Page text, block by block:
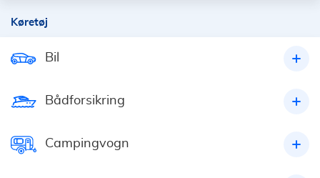
Køretøj
Bil
Bådforsikring
Campingvogn